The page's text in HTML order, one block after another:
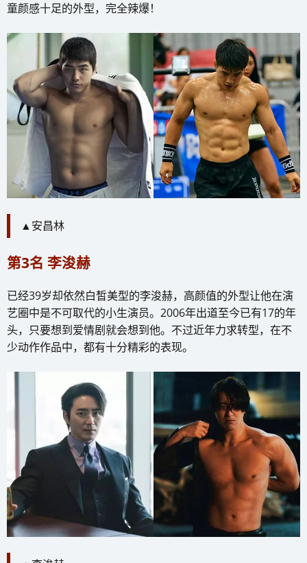
童颜感十足的外型，完全辣爆！
▲安昌林
第3名 李浚赫
已经39岁却依然白皙美型的李浚赫，高颜值的外型让他在演
艺圈中是不可取代的小生演员。2006年出道至今已有17的年
头，只要想到爱情剧就会想到他。不过近年力求转型，在不
少动作作品中，都有十分精彩的表现。